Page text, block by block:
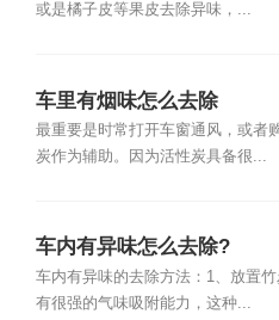
或是橘子皮等果皮去除异味，...
车里有烟味怎么去除
最重要是时常打开车窗通风，或者
炭作为辅助。因为活性炭具备很...
车内有异味怎么去除?
车内有异味的去除方法：1、放置
有很强的气味吸附能力，这种...